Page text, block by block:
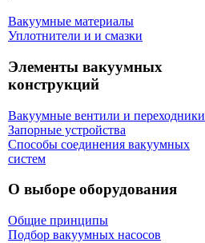
Вакуумные материалы
Уплотнители и и смазки
Элементы вакуумных
конструкций
Вакуумные вентили и переходники
Запорные устройства
Способы соединения вакуумных
систем
О выборе оборудования
Общие принципы
Подбор вакуумных насосов